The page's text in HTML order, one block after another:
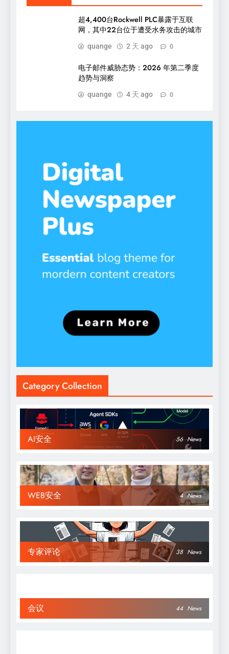
超4,400台Rockwell PLC暴露于互联
网，其中22台位于遭受水务攻击的城市
quange 2 天 ago 0
电子邮件威胁态势：2026 年第二季度
趋势与洞察
quange 4 天 ago 0
Category Collection
AI安全 56 News
WEB安全 4 News
专家评论 38 News
会议 44 News